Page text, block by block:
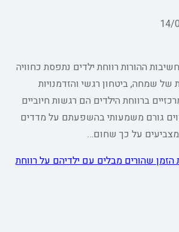
14/
ההורות רווחת ילדים נתפסת כחוויה
של שמחה, ביטחון רגשי והזדמנויות
ברווחת הילדים הם רגשות חיוביים
גורם משמעותי בהשפעתם על מדדים
על כך שחום…
שהורים מבלים עם ילדיהם על רווחת